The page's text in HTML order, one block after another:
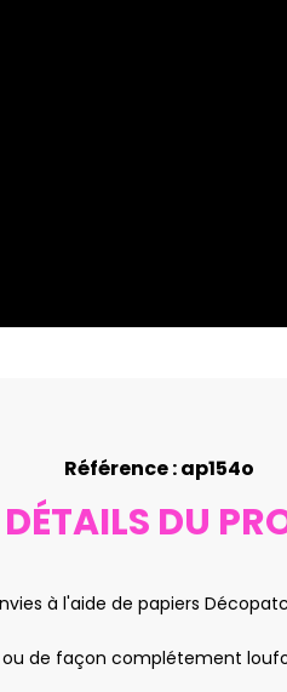
Référence : ap154o
DÉTAILS DU
à l'aide de papiers
ou de façon complétement